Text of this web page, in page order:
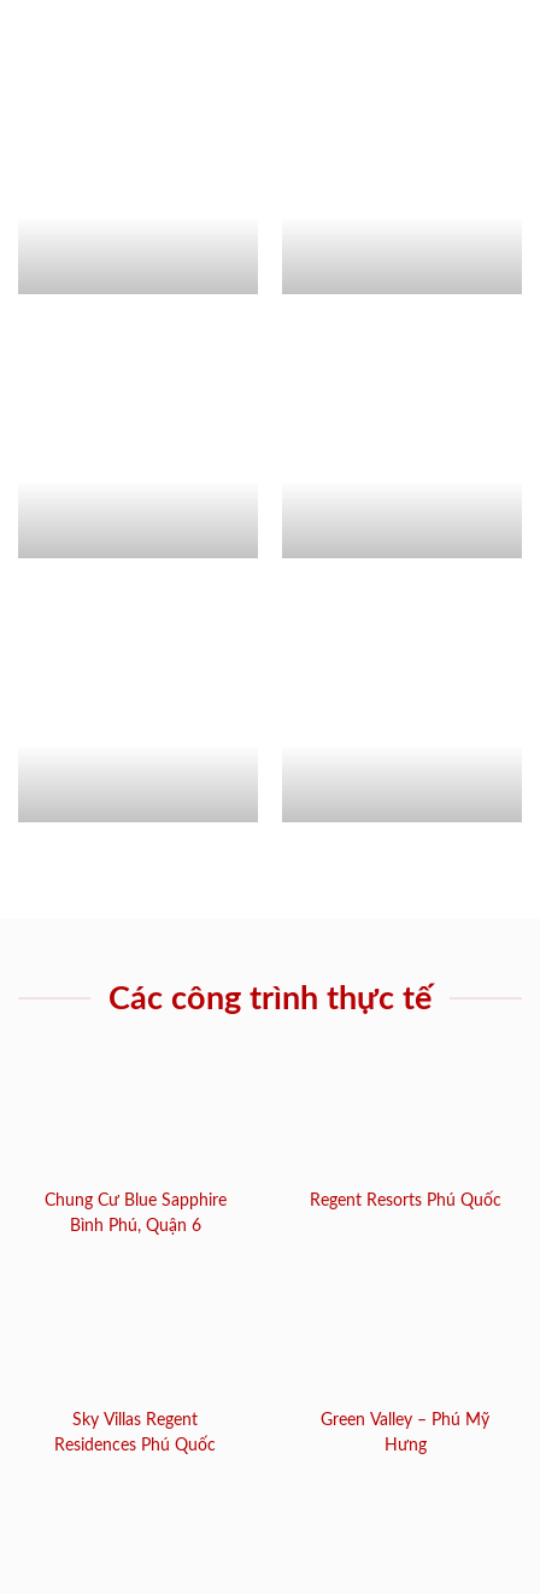
Các công trình thực tế
Chung Cư Blue Sapphire
Bình Phú, Quận 6
Regent Resorts Phú Quốc
Sky Villas Regent
Residences Phú Quốc
Green Valley – Phú Mỹ
Hưng